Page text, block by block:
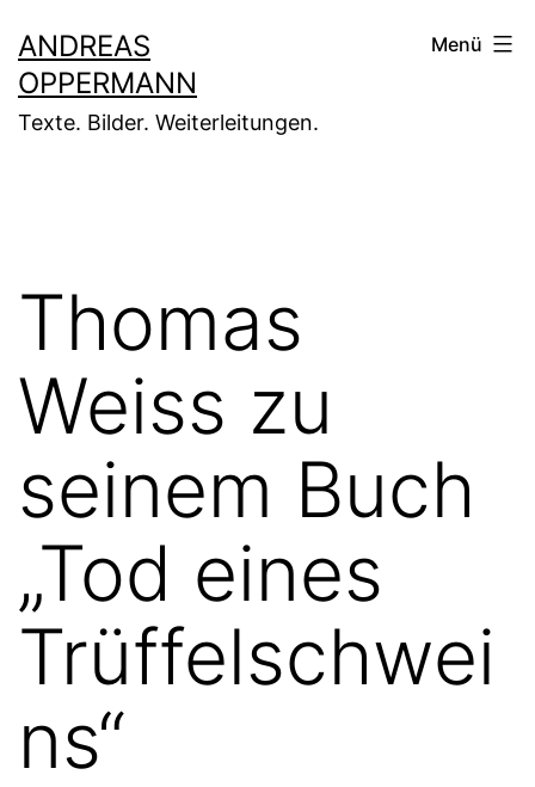
Inhalt
springen
ANDREAS
OPPERMANN
Texte. Bilder. Weiterleitungen.
Menü
Thomas
Weiss zu
seinem Buch
„Tod eines
Trüffelschwei
ns“